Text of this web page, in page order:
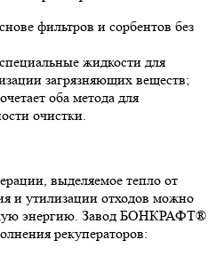
фильтров и сорбентов без
жидкости для
загрязняющих веществ;
оба метода для
очистки.
выделяемое тепло от
и утилизации отходов можно
энергию. Завод БОНКРАФТ®
рекуператоров: